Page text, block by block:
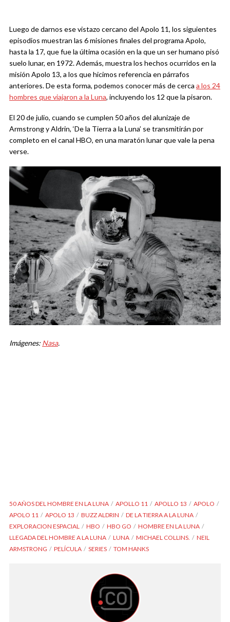
Luego de darnos ese vistazo cercano del Apolo 11, los siguientes
episodios muestran las 6 misiones finales del programa Apolo,
hasta la 17, que fue la última ocasión en la que un ser humano pisó
suelo lunar, en 1972. Además, muestra los hechos ocurridos en la
misión Apolo 13, a los que hicimos referencia en párrafos
anteriores. De esta forma, podemos conocer más de cerca a los 24
hombres que viajaron a la Luna, incluyendo los 12 que la pisaron.
El 20 de julio, cuando se cumplen 50 años del alunizaje de
Armstrong y Aldrin, ‘De la Tierra a la Luna’ se transmitirán por
completo en el canal HBO, en una maratón lunar que vale la pena
verse.
Imágenes: Nasa.
50 AÑOS DEL HOMBRE EN LA LUNA APOLLO 11 APOLLO 13
APOLO
APOLO 11
APOLO 13 BUZZ ALDRIN
DE LA TIERRA A LA LUNA
EXPLORACION ESPACIAL
HBO HBO GO
HOMBRE EN LA LUNA
LLEGADA DEL HOMBRE A LA LUNA
LUNA MICHAEL COLLINS.
NEIL
ARMSTRONG
PELÍCULA SERIES TOM HANKS